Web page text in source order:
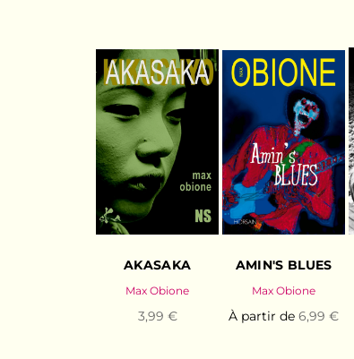
AKASAKA
Max Obione
3,99 €
AMIN'S BLUES
Max Obione
À partir de6,99 €